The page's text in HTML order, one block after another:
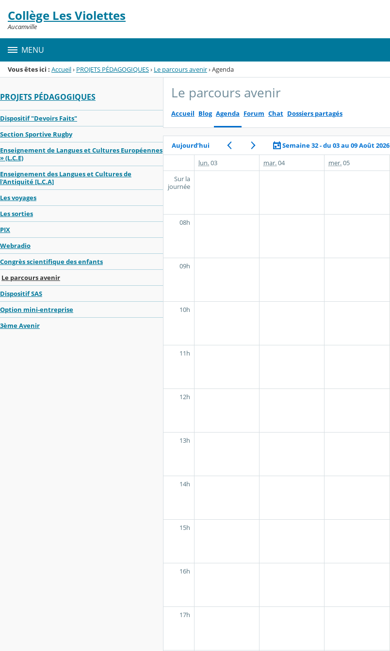
Menu de la rubrique
Contenu
Collège Les Violettes
Aucamville
MENU
Vous êtes ici : Accueil› PROJETS PÉDAGOGIQUES› Le parcours avenir›Agenda
PROJETS PÉDAGOGIQUES
Dispositif "Devoirs Faits"
Section Sportive Rugby
Enseignement de Langues et Cultures Européennes
» (L.C.E)
Enseignement des Langues et Cultures de
l'Antiquité [L.C.A]
Les voyages
Les sorties
PIX
Webradio
Congrès scientifique des enfants
Le parcours avenir
Dispositif SAS
Option mini-entreprise
3ème Avenir
Le parcours avenir
Accueil Blog Agenda Forum Chat Dossiers partagés
Aujourd’hui Semaine 32 - du 03 au 09 Août 2026
lun.03 mar.04 mer.05
Sur la
journée
08h
09h
10h
11h
12h
13h
14h
15h
16h
17h